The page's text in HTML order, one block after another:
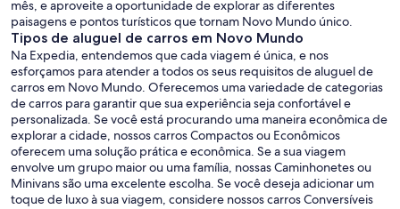
mês, e aproveite a oportunidade de explorar as diferentes
paisagens e pontos turísticos que tornam Novo Mundo único.
Tipos de aluguel de carros em Novo Mundo
Na Expedia, entendemos que cada viagem é única, e nos
esforçamos para atender a todos os seus requisitos de aluguel de
carros em Novo Mundo. Oferecemos uma variedade de categorias
de carros para garantir que sua experiência seja confortável e
personalizada. Se você está procurando uma maneira econômica de
explorar a cidade, nossos carros Compactos ou Econômicos
oferecem uma solução prática e econômica. Se a sua viagem
envolve um grupo maior ou uma família, nossas Caminhonetes ou
Minivans são uma excelente escolha. Se você deseja adicionar um
toque de luxo à sua viagem, considere nossos carros Conversíveis